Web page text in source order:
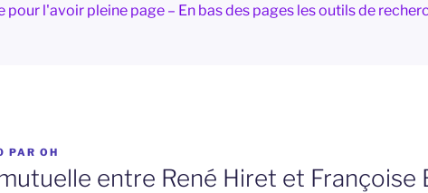
l'avoir pleine page – En bas des pages les outils de
PAR OH
entre René Hiret et Françoise